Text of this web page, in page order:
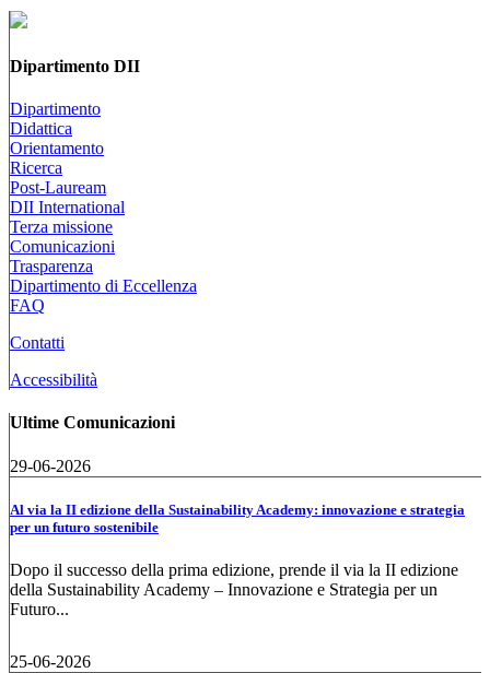
Dipartimento DII
Dipartimento
Didattica
Orientamento
Ricerca
Post-Lauream
DII International
Terza missione
Comunicazioni
Trasparenza
Dipartimento di Eccellenza
FAQ
Contatti
Accessibilità
Ultime Comunicazioni
29-06-2026
Al via la II edizione della Sustainability Academy: innovazione e strategia
per un futuro sostenibile
Dopo il successo della prima edizione, prende il via la II edizione
della Sustainability Academy – Innovazione e Strategia per un
Futuro...
25-06-2026